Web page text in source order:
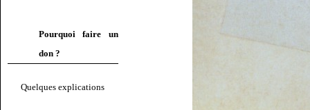
Pourquoi faire un
don ?
Quelques explications